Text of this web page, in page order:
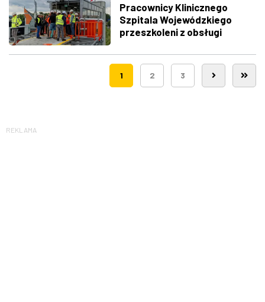
Pracownicy Klinicznego
Szpitala Wojewódzkiego
przeszkoleni z obsługi
śmigłowców LPR
1 2 3
REKLAMA